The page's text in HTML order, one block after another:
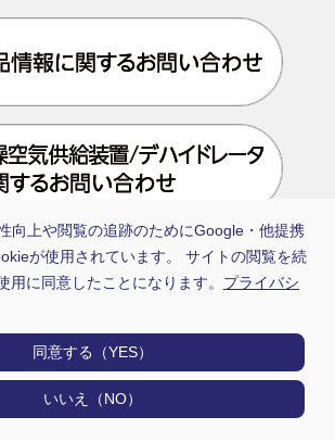
向上や閲覧の追跡のためにGoogle・他提携
が使用されています。 サイトの閲覧を続
用に同意したことになります。 プライバシ
いいえ（NO）
同意する（YES）